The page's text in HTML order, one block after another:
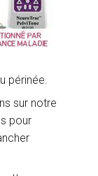
périnée.
sur notre
pour